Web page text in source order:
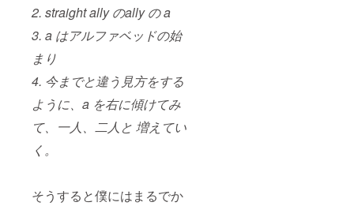
2. straight ally のally の a
3. a はアルファベッドの始
まり
4. 今までと違う見方をする
ように、a を右に傾けてみ
て、一人、二人と 増えてい
く。
そうすると僕にはまるでか